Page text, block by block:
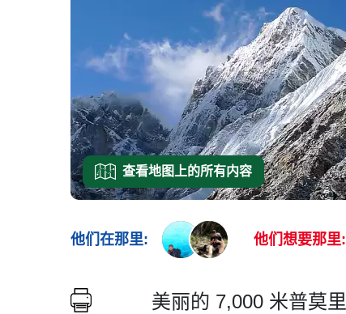
查看地图上的所有内容
他们在那里: 他们想要那里:
美丽的 7,000 米普莫